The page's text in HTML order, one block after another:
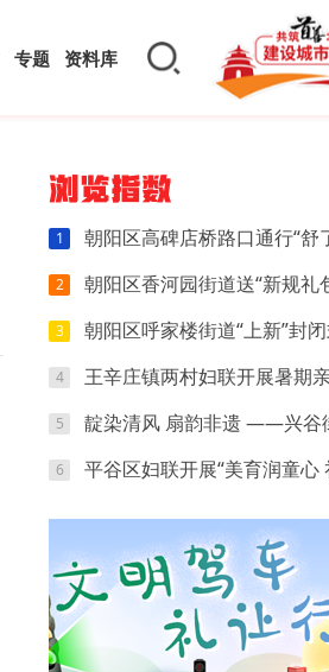
专题 资料库
浏览指数
1 朝阳区高碑店桥路口通行“舒了筋”：小切口调整让早晚
2 朝阳区香河园街道送“新规礼包”上门 商户指尖学会管好
3 朝阳区呼家楼街道“上新”封闭式垃圾箱房 “扔垃圾”这件
4 王辛庄镇两村妇联开展暑期亲子彩
5 靛染清风 扇韵非遗 ——兴谷街道妇联开展非遗蜡染团扇
6 平谷区妇联开展“美育润童心 礼韵伴成长”暑期儿童关爱